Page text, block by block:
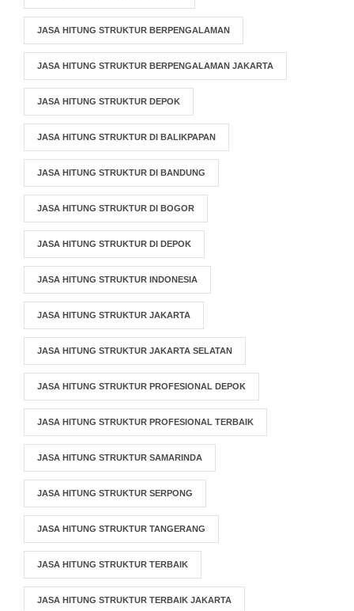
JASA HITUNG STRUKTUR BERPENGALAMAN
JASA HITUNG STRUKTUR BERPENGALAMAN JAKARTA
JASA HITUNG STRUKTUR DEPOK
JASA HITUNG STRUKTUR DI BALIKPAPAN
JASA HITUNG STRUKTUR DI BANDUNG
JASA HITUNG STRUKTUR DI BOGOR
JASA HITUNG STRUKTUR DI DEPOK
JASA HITUNG STRUKTUR INDONESIA
JASA HITUNG STRUKTUR JAKARTA
JASA HITUNG STRUKTUR JAKARTA SELATAN
JASA HITUNG STRUKTUR PROFESIONAL DEPOK
JASA HITUNG STRUKTUR PROFESIONAL TERBAIK
JASA HITUNG STRUKTUR SAMARINDA
JASA HITUNG STRUKTUR SERPONG
JASA HITUNG STRUKTUR TANGERANG
JASA HITUNG STRUKTUR TERBAIK
JASA HITUNG STRUKTUR TERBAIK JAKARTA